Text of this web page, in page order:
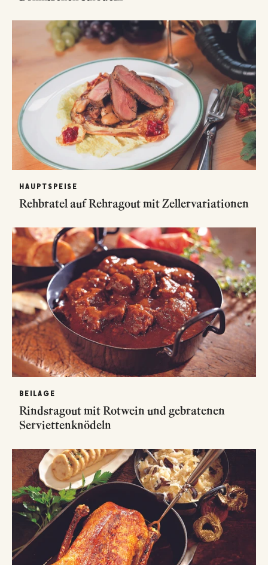
HAUPTSPEISE
Rehbratel auf Rehragout mit Zellervariationen
BEILAGE
Rindsragout mit Rotwein und gebratenen
Serviettenknödeln